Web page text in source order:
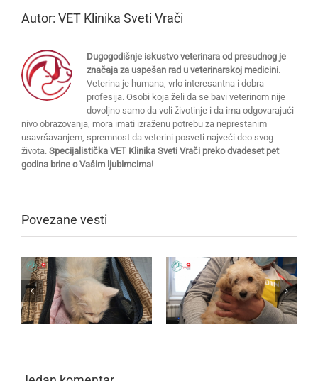
Autor: VET Klinika Sveti Vrači
Dugogodišnje iskustvo veterinara od presudnog je
značaja za uspešan rad u veterinarskoj medicini.
Veterina je humana, vrlo interesantna i dobra
profesija. Osobi koja želi da se bavi veterinom nije
dovoljno samo da voli životinje i da ima odgovarajući
nivo obrazovanja, mora imati izraženu potrebu za neprestanim
usavršavanjem, spremnost da veterini posveti najveći deo svog
života. Specijalistička VET Klinika Sveti Vrači preko dvadeset pet
godina brine o Vašim ljubimcima!
Povezane vesti